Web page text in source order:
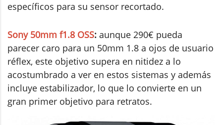
específicos para su sensor recortado.
Sony 50mm f1.8 OSS: aunque 290€ pueda
parecer caro para un 50mm 1.8 a ojos de usuario
réflex, este objetivo supera en nitidez a lo
acostumbrado a ver en estos sistemas y además
incluye estabilizador, lo que lo convierte en un
gran primer objetivo para retratos.